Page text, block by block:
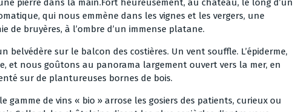
pierre dans la main.Fort heureusement, au château, le long d’un
qui nous emmène dans les vignes et les vergers, une
de bruyères, à l’ombre d’un immense platane.
belvédère sur le balcon des costières. Un vent souffle. L’épiderme,
et nous goûtons au panorama largement ouvert vers la mer, en
sur de plantureuses bornes de bois.
gamme de vins « bio » arrose les gosiers des patients, curieux ou